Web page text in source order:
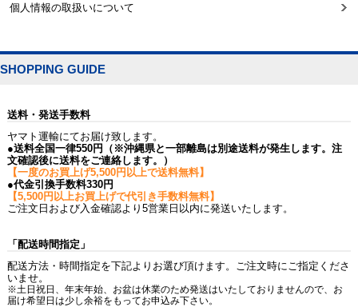
個人情報の取扱いについて
SHOPPING GUIDE
送料・発送手数料
ヤマト運輸にてお届け致します。
●送料全国一律550円（※沖縄県と一部離島は別途送料が発生します。注
文確認後に送料をご連絡します。）
【一度のお買上げ5,500円以上で送料無料】
●代金引換手数料330円
【5,500円以上お買上げで代引き手数料無料】
ご注文日および入金確認より5営業日以内に発送いたします。
「配送時間指定」
配送方法・時間指定を下記よりお選び頂けます。ご注文時にご指定くださ
いませ。
※土日祝日、年末年始、お盆は休業のため発送はいたしておりませんので、お
届け希望日は少し余裕をもってお申込み下さい。